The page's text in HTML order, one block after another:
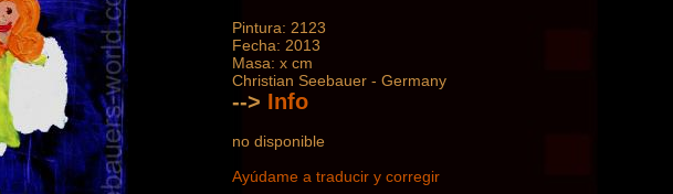
Pintura: 2123
Fecha: 2013
Masa: x cm
Christian Seebauer - Germany
--> Info
no disponible
Ayúdame a traducir y corregir